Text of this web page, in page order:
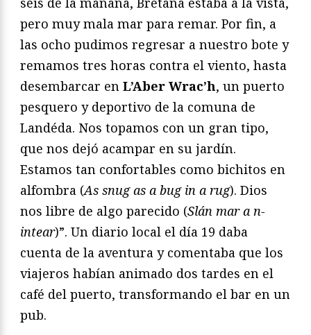
pero muy mala mar para remar. Por fin, a
las ocho pudimos regresar a nuestro bote y
remamos tres horas contra el viento, hasta
desembarcar en L’Aber Wrac’h, un puerto
pesquero y deportivo de la comuna de
Landéda. Nos topamos con un gran tipo,
que nos dejó acampar en su jardín.
Estamos tan confortables como bichitos en
alfombra (As snug as a bug in a rug). Dios
nos libre de algo parecido (Slán mar a n-
intear)”. Un diario local el día 19 daba
cuenta de la aventura y comentaba que los
viajeros habían animado dos tardes en el
café del puerto, transformando el bar en un
pub.